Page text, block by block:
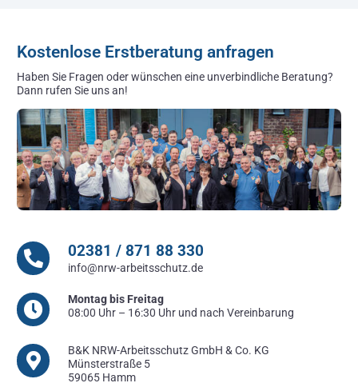
Kostenlose Erstberatung anfragen
Haben Sie Fragen oder wünschen eine unverbindliche Beratung?
Dann rufen Sie uns an!
02381 / 871 88 330
info@nrw-arbeitsschutz.de
Montag bis Freitag
08:00 Uhr – 16:30 Uhr und nach Vereinbarung
B&K NRW-Arbeitsschutz GmbH & Co. KG
Münsterstraße 5
59065 Hamm